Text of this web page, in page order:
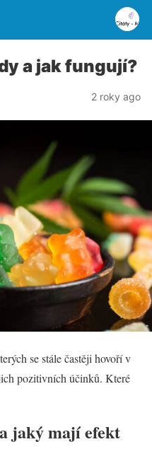
a jak fungují?
2 roky ago
se stále častěji hovoří v
pozitivních účinků. Které
jaký mají efekt